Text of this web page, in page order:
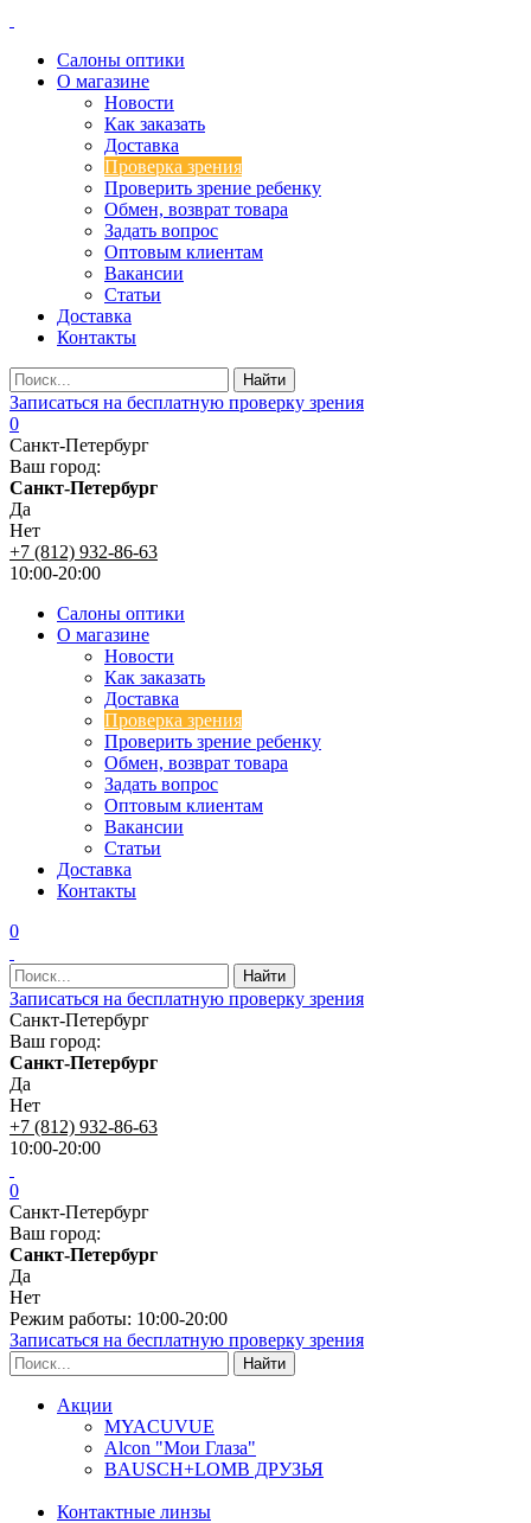
Салоны оптики
О магазине
Новости
Как заказать
Доставка
Проверка зрения
Проверить зрение ребенку
Обмен, возврат товара
Задать вопрос
Оптовым клиентам
Вакансии
Статьи
Доставка
Контакты
Записаться на бесплатную проверку зрения
0
Санкт-Петербург
Ваш город:
Санкт-Петербург
Да
Нет
+7 (812) 932-86-63
10:00-20:00
Салоны оптики
О магазине
Новости
Как заказать
Доставка
Проверка зрения
Проверить зрение ребенку
Обмен, возврат товара
Задать вопрос
Оптовым клиентам
Вакансии
Статьи
Доставка
Контакты
0
Записаться на бесплатную проверку зрения
Санкт-Петербург
Ваш город:
Санкт-Петербург
Да
Нет
+7 (812) 932-86-63
10:00-20:00
0
Санкт-Петербург
Ваш город:
Санкт-Петербург
Да
Нет
Режим работы: 10:00-20:00
Записаться на бесплатную проверку зрения
Акции
MYACUVUE
Alcon "Мои Глаза"
BAUSCH+LOMB ДРУЗЬЯ
Контактные линзы